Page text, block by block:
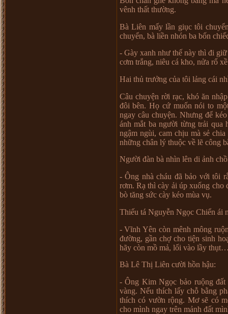
vênh thất thường.
Bà Liên mấy lần giục tôi chuyể
chuyển, bà liền nhón ba bốn chiế
- Gày xanh nhưthếnày thì đi giữ
cơm trắng, niêu cá kho, nửa rổxề
Hai thủ trưởng của tôi lảng cái
Câu chuyện rời rạc, khó ăn nhậ
đôi bên. Họ cứmuốn nói to mộ
ngay câu chuyện. Nhưng đểkéo
ánh mắt ba người từng trải qua
ngậm ngùi, cam chịu mà sẻ chia
những chân lý thuộc vềlẽcông b
Người đàn bà nhìn lên di ảnh chồ
- Ông nhà cháu đã bảo với tôi r
rơm. Rạ thì cày ải úp xuống cho
bò tăng sức cày kéo mùa vụ.
Thiếu tá Nguyễn Ngọc Chiển ái
- Vĩnh Yên còn mênh mông ruộ
đường, gần chợcho tiện sinh ho
hãy còn mồmả, lối vào lầy thụt
Bà Lê Thị Liên cười hồn hậu:
- Ông Kim Ngọc bảo ruộng đất
vàng. Nếu thích lấy chỗbằng ph
thích có vườn rộng. Mơsẽ có m
cho mình ngay trên mảnh đất